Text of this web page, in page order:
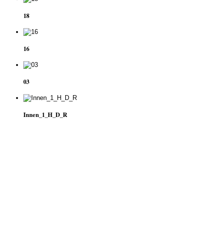
18
16
03
Innen_1_H_D_R